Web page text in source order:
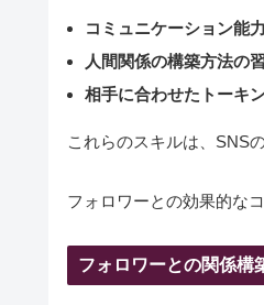
コミュニケーション能
人間関係の構築方法の
相手に合わせたトーキ
これらのスキルは、SNS
フォロワーとの効果的な
フォロワーとの関係構